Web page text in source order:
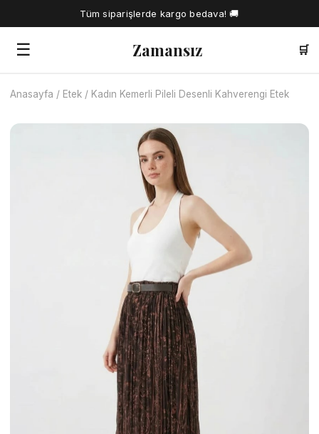
Tüm siparişlerde kargo bedava! 🚚
☰ Zamansız 🛒
🔍
Anasayfa / Etek / Kadın Kemerli Pileli Desenli Kahverengi Etek